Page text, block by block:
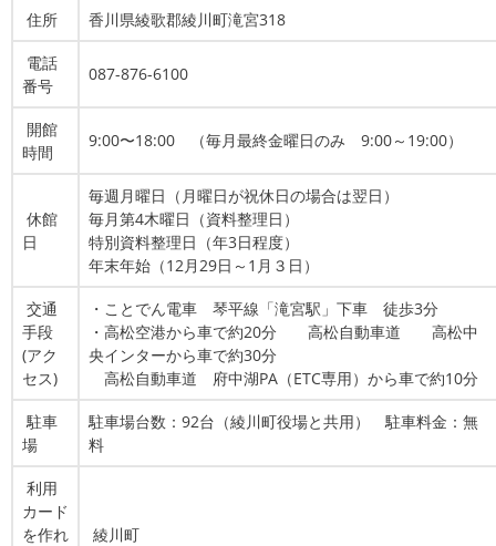
住所 香川県綾歌郡綾川町滝宮318
電話
番号
087-876-6100
開館
時間
9:00〜18:00 （毎月最終金曜日のみ 9:00～19:00）
休館
日
毎週月曜日（月曜日が祝休日の場合は翌日）
毎月第4木曜日（資料整理日）
特別資料整理日（年3日程度）
年末年始（12月29日～1月３日）
交通
手段
(アク
セス)
・ことでん電車 琴平線「滝宮駅」下車 徒歩3分
・高松空港から車で約20分 高松自動車道 高松中
央インターから車で約30分
高松自動車道 府中湖PA（ETC専用）から車で約10分
駐車
場
駐車場台数：92台（綾川町役場と共用） 駐車料金：無
料
利用
カード
を作れ
綾川町